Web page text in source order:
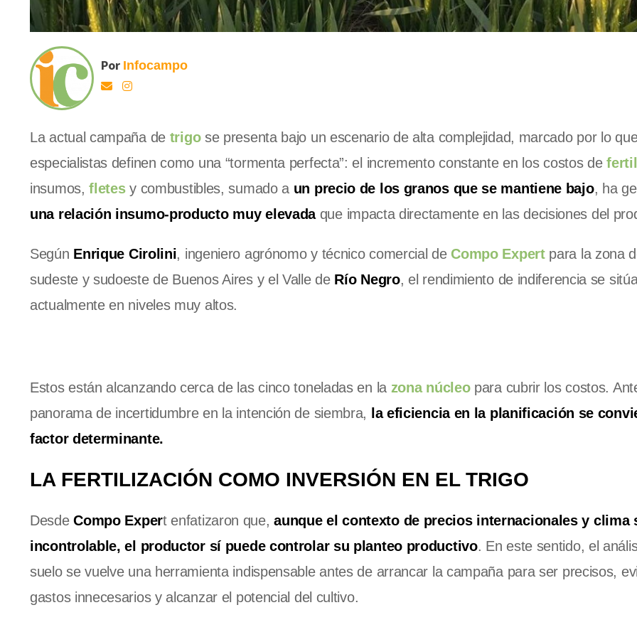
Por Infocampo
La actual campaña de trigose presenta bajo un escenario de alta complejidad, marcado por lo
especialistas definen como una “tormenta perfecta”: el incremento constante en los costos de
insumos,fletesy combustibles, sumado a un precio de los granos que se mantiene bajo, ha
una relación insumo-producto muy elevadaque impacta directamente en las decisiones del
Según Enrique Cirolini, ingeniero agrónomo y técnico comercial de Compo Expertpara la zona
sudeste y sudoeste de Buenos Aires y el Valle de Río Negro, el rendimiento de indiferencia se
actualmente en niveles muy altos.
Estos están alcanzando cerca de las cinco toneladas en la zona núcleopara cubrir los costos.
panorama de incertidumbre en la intención de siembra,
la eficiencia en la planificación se
factor determinante.
LA FERTILIZACIÓN COMO INVERSIÓN EN EL TRIGO
DesdeCompo Expert enfatizaron que, aunque el contexto de precios internacionales y clima
incontrolable, el productor sí puede controlar su planteo productivo. En este sentido, el
suelo se vuelve una herramienta indispensable antes de arrancar la campaña para ser precisos,
gastos innecesarios y alcanzar el potencial del cultivo.